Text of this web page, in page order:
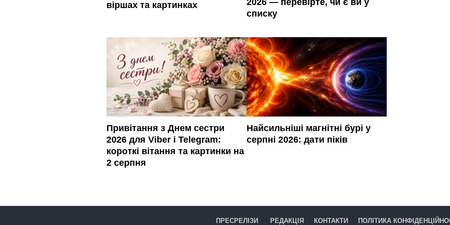
віршах та картинках
2026 — перевірте, чи є ви у
списку
Привітання з Днем сестри
2026 для Viber і Telegram:
короткі вітання та картинки на
2 серпня
Найсильніші магнітні бурі у
серпні 2026: дати піків
ПРЕСРЕЛІЗИ РЕДАКЦІЯ КОНТАКТИ ПОЛІТИКА